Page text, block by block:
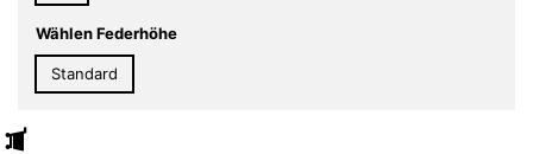
Wählen Federhöhe
Standard